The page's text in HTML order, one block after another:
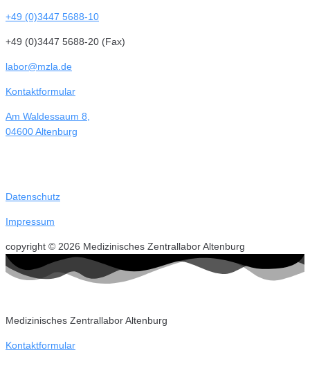
+49 (0)3447 5688-10
+49 (0)3447 5688-20 (Fax)
labor@mzla.de
Kontaktformular
Am Waldessaum 8,
04600 Altenburg
Datenschutz
Impressum
copyright © 2026 Medizinisches Zentrallabor Altenburg
Medizinisches Zentrallabor Altenburg
Kontaktformular